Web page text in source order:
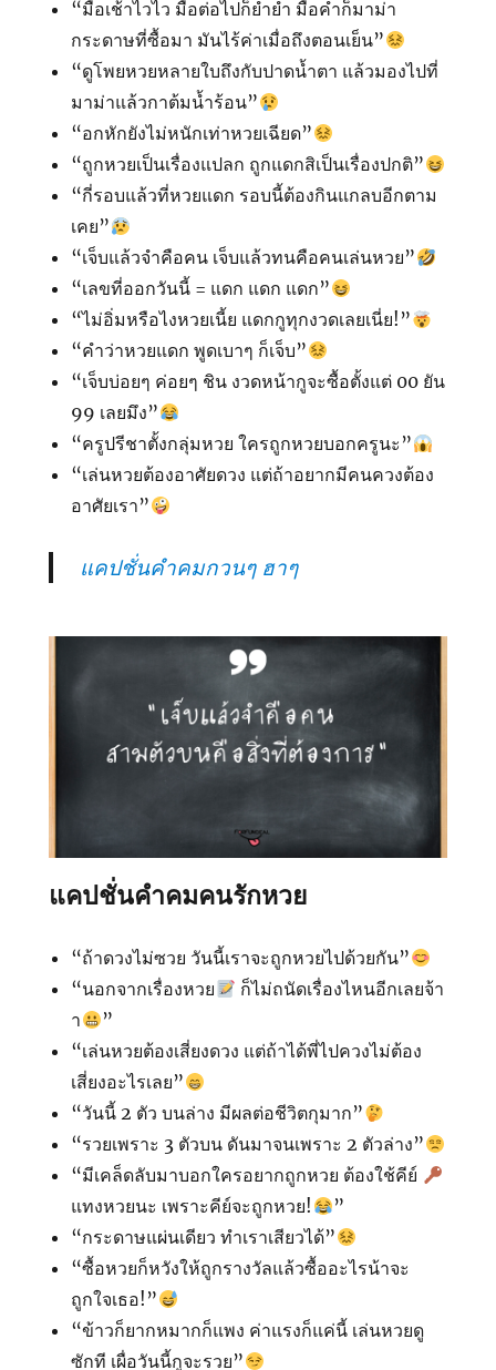
“มื้อเช้าไวไว มื้อต่อไปก็ยำยำ มื้อค่ำก็มาม่า
กระดาษที่ซื้อมา มันไร้ค่าเมื่อถึงตอนเย็น”
“ดูโพยหวยหลายใบถึงกับปาดน้ำตา แล้วมองไปที่
มาม่าแล้วกาต้มน้ำร้อน”
“อกหักยังไม่หนักเท่าหวยเฉียด”
“ถูกหวยเป็นเรื่องแปลก ถูกแดกสิเป็นเรื่องปกติ”
“กี่รอบแล้วที่หวยแดก รอบนี้ต้องกินแกลบอีกตาม
เคย”
“เจ็บแล้วจำคือคน เจ็บแล้วทนคือคนเล่นหวย”
“เลขที่ออกวันนี้ = แดก แดก แดก”
“ไม่อิ่มหรือไงหวยเนี้ย แดกกูทุกงวดเลยเนี่ย!”
“คำว่าหวยแดก พูดเบาๆ ก็เจ็บ”
“เจ็บบ่อยๆ ค่อยๆ ชิน งวดหน้ากูจะซื้อตั้งแต่ 00 ยัน
99 เลยมึง”
“ครูปรีชาตั้งกลุ่มหวย ใครถูกหวยบอกครูนะ”
“เล่นหวยต้องอาศัยดวง แต่ถ้าอยากมีคนควงต้อง
อาศัยเรา”
แคปชั่นคำคมกวนๆ ฮาๆ
แคปชั่นคำคมคนรักหวย
“ถ้าดวงไม่ซวย วันนี้เราจะถูกหวยไปด้วยกัน”
“นอกจากเรื่องหวย
ก็ไม่ถนัดเรื่องไหนอีกเลยจ้า
า
”
“เล่นหวยต้องเสี่ยงดวง แต่ถ้าได้พี่ไปควงไม่ต้อง
เสี่ยงอะไรเลย”
“วันนี้ 2 ตัว บนล่าง มีผลต่อชีวิตกุมาก”
“รวยเพราะ 3 ตัวบน ดันมาจนเพราะ 2 ตัวล่าง”
“มีเคล็ดลับมาบอกใครอยากถูกหวย ต้องใช้คีย์
แทงหวยนะ เพราะคีย์จะถูกหวย!
”
“กระดาษแผ่นเดียว ทำเราเสียวได้”
“ซื้อหวยก็หวังให้ถูกรางวัลแล้วซื้ออะไรน้าจะ
ถูกใจเธอ!”
“ข้าวก็ยากหมากก็แพง ค่าแรงก็แค่นี้ เล่นหวยดู
ซักที เผื่อวันนี้กูจะรวย”